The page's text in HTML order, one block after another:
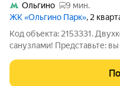
Ольгино
9 мин.
ЖК «Ольгино Парк», 2
Код объекта: 2153331.
санузлами! Представьте:
ремонт, очень тепло и
двор и на сквер). Что внутри